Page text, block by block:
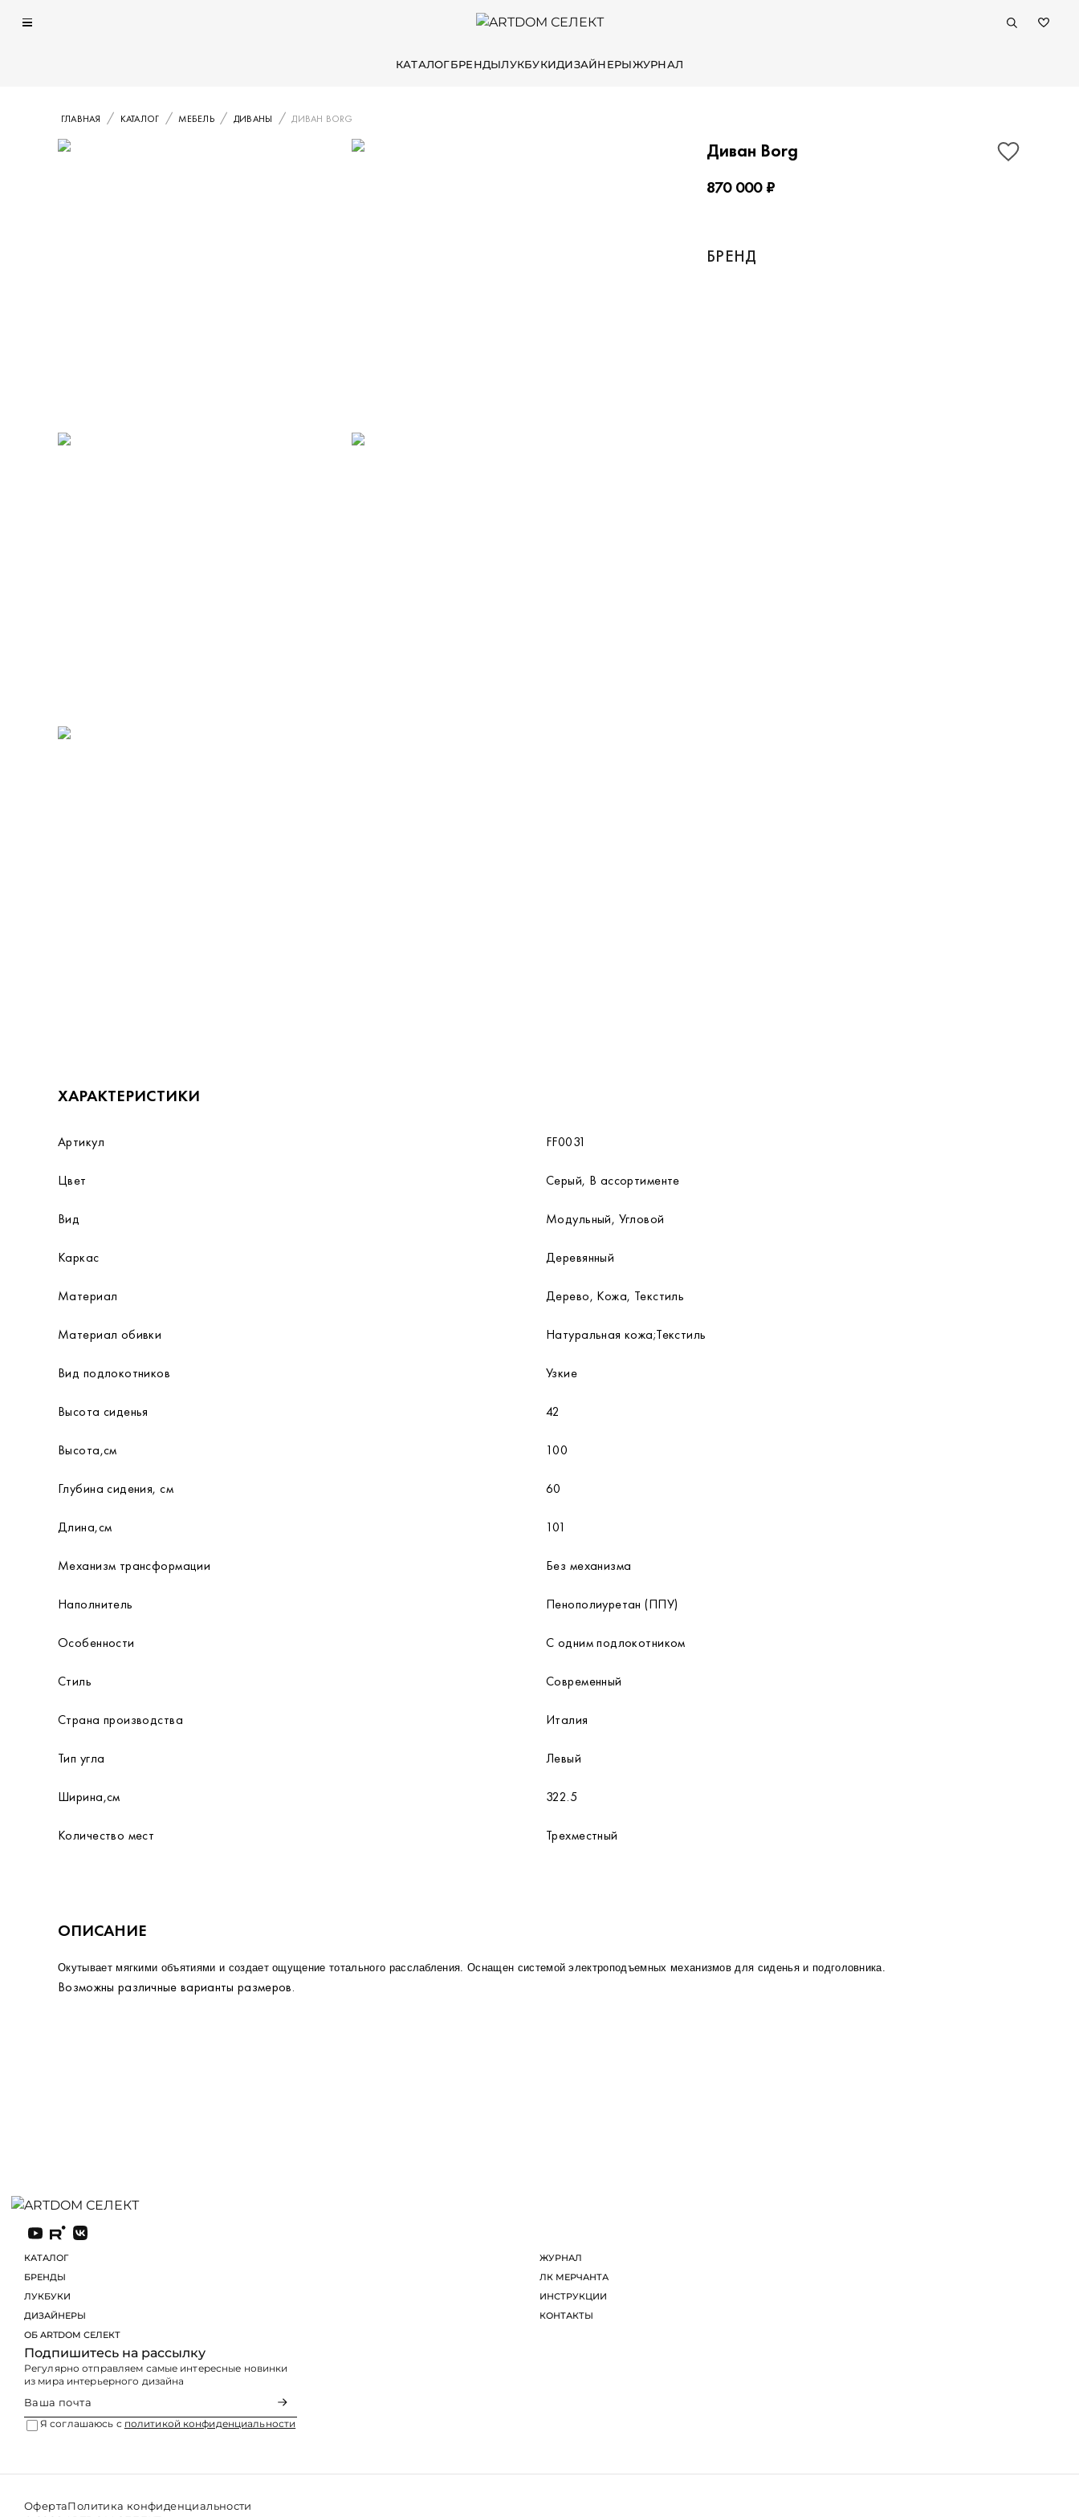
КАТАЛОГБРЕНДЫЛУКБУКИДИЗАЙНЕРЫЖУРНАЛ
ГЛАВНАЯ КАТАЛОГ МЕБЕЛЬ ДИВАНЫ ДИВАН BORG
Диван Borg
870 000 ₽
ХАРАКТЕРИСТИКИ
Артикул FF0031
Цвет Серый, В ассортименте
Вид Модульный, Угловой
Каркас Деревянный
Материал Дерево, Кожа, Текстиль
Материал обивки Натуральная кожа;Текстиль
Вид подлокотников Узкие
Высота сиденья 42
Высота,см 100
Глубина сидения, см 60
Длина,см 101
Механизм трансформации Без механизма
Наполнитель Пенополиуретан (ППУ)
Особенности С одним подлокотником
Стиль Современный
Страна производства Италия
Тип угла Левый
Ширина,см 322.5
Количество мест Трехместный
ОПИСАНИЕ
Окутывает мягкими объятиями и создает ощущение тотального расслабления. Оснащен системой электроподъемных механизмов для сиденья и подголовника.
Возможны различные варианты размеров.
КАТАЛОГ
БРЕНДЫ
ЛУКБУКИ
Подпишитесь на рассылку
Регулярно отправляем самые интересные новинки
Я соглашаюсь сполитикой конфиденциальности